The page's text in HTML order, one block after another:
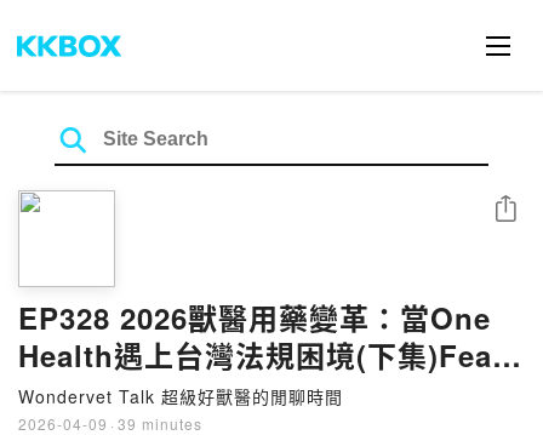
EP328 2026獸醫用藥變革：當One
Health遇上台灣法規困境(下集)Feat.
黃逸佩&喬橋獸醫師
Wondervet Talk 超級好獸醫的閒聊時間
2026-04-09 · 39 minutes
Share